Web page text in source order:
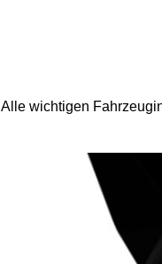
Alle wichtigen